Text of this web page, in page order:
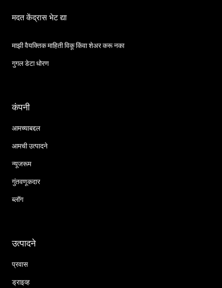
मदत केंद्रास भेट द्या
माझी वैयक्तिक माहिती विकू किंवा शेअर करू नका
गुगल डेटा धोरण
कंपनी
आमच्याबद्दल
आमची उत्पादने
न्यूजरूम
गुंतवणूकदार
ब्लॉग
उत्पादने
प्रवास
ड्राइव्ह